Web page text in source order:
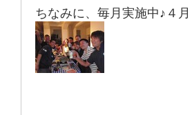
ちなみに、毎月実施中♪４